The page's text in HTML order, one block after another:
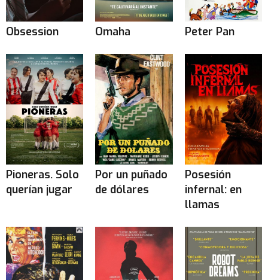
Obsession Omaha Peter Pan
Pioneras. Solo
querían jugar
Por un puñado
de dólares
Posesión
infernal: en
llamas